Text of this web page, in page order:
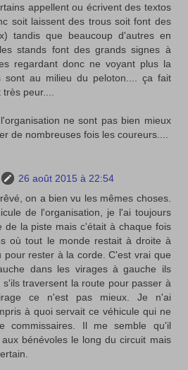
appellent ou écrivent des textos
soit laissent des trous soit font des
tandis que beaucoup d'autres en
stands font des grands signes à
regardant donc ne voyant plus la
sont au milieu du peloton.... ça fait
peur....
ne sont pas bien mieux
de nombreuses fois les coureurs....
26 août 2015 à 22:54
on a bien vu les mêmes choses.
de l'organisation, je l'ai toujours
de la piste mais c'était à chaque fois
où tout le monde restait à droite à
pour rester à la corde. C'est vrai que
dans les virages à gauche ils
traversent la route pour passer à
ce n'est pas mieux. Je n'ai
à quoi servait ce véhicule qui ne
commissaires. Il me semble qu'il
bénévoles le long du circuit mais